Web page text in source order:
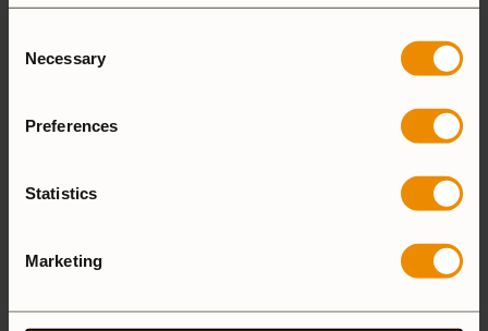
Selection
Necessary
Preferences
Statistics
Marketing
Tillverkningsland
Tillverkare